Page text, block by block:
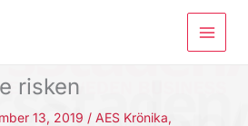
risken
13, 2019 / AES Krönika,